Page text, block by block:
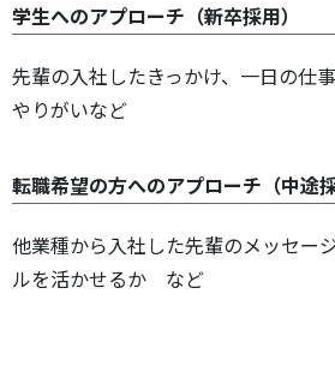
学生へのアプローチ（新卒採用）
先輩の入社したきっかけ、一日の仕
やりがいなど
転職希望の方へのアプローチ（中途採
他業種から入社した先輩のメッセー
ルを活かせるか など